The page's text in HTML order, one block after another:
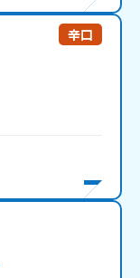
辛口